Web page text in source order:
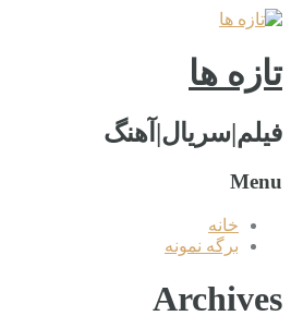
تازه ها
فیلم|سریال|آهنگ
Menu
خانه
برگه نمونه
Archives